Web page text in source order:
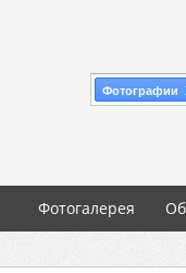
Фотографии
Фотогалерея